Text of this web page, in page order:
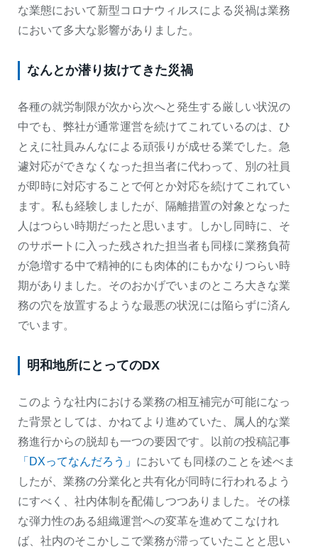
な業態において新型コロナウィルスによる災禍は業務
において多大な影響がありました。
なんとか潜り抜けてきた災禍
各種の就労制限が次から次へと発生する厳しい状況の
中でも、弊社が通常運営を続けてこれているのは、ひ
とえに社員みんなによる頑張りが成せる業でした。急
遽対応ができなくなった担当者に代わって、別の社員
が即時に対応することで何とか対応を続けてこれてい
ます。私も経験しましたが、隔離措置の対象となった
人はつらい時期だったと思います。しかし同時に、そ
のサポートに入った残された担当者も同様に業務負荷
が急増する中で精神的にも肉体的にもかなりつらい時
期がありました。そのおかげでいまのところ大きな業
務の穴を放置するような最悪の状況には陥らずに済ん
でいます。
明和地所にとってのDX
このような社内における業務の相互補完が可能になっ
た背景としては、かねてより進めていた、属人的な業
務進行からの脱却も一つの要因です。以前の投稿記事
「DXってなんだろう」 においても同様のことを述べま
したが、業務の分業化と共有化が同時に行われるよう
にすべく、社内体制を配備しつつありました。その様
な弾力性のある組織運営への変革を進めてこなけれ
ば、社内のそこかしこで業務が滞っていたことと思い